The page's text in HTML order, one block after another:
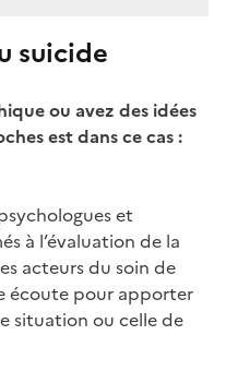
suicide
ou avez des idées
est dans ce cas :
et
à l’évaluation de la
acteurs du soin de
écoute pour apporter
situation ou celle de